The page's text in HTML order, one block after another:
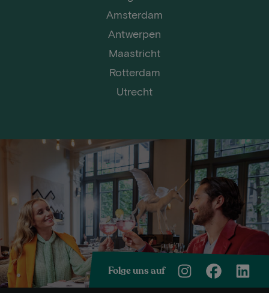
Amsterdam
Antwerpen
Maastricht
Rotterdam
Utrecht
Folge uns auf